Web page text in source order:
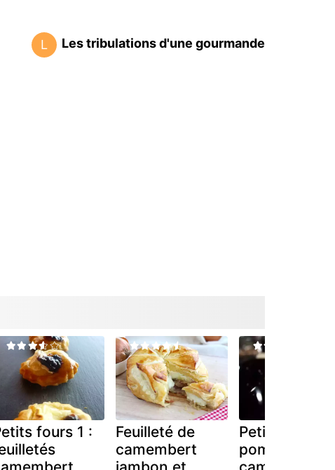
L Les tribulations d'une gourmande
fours 1 :
Feuilleté de
camembert
Petit chausson
pomme-